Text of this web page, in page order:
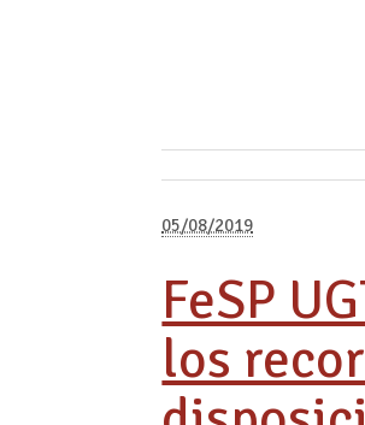
05/08/2019
FeSP
los